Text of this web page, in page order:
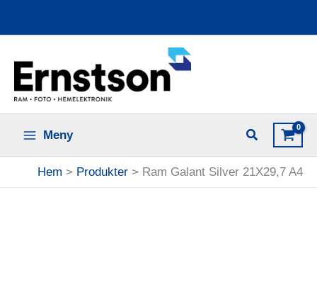
Meny
Hem Produkter Ram Galant Silver 21X29,7 A4